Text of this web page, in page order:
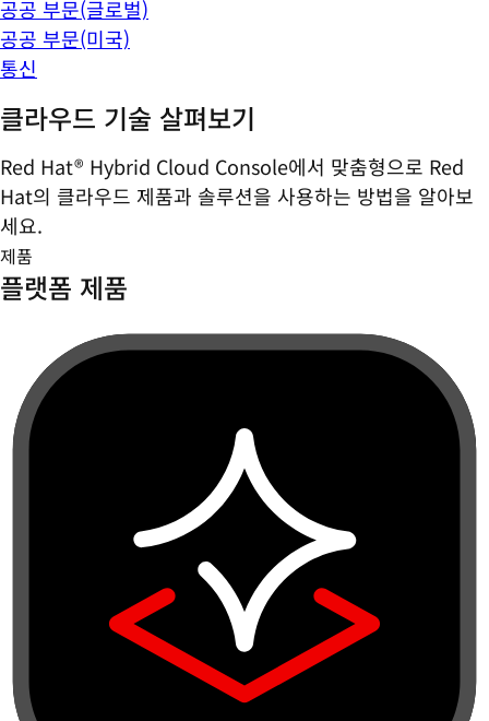
공공 부문(글로벌)
공공 부문(미국)
통신
클라우드 기술 살펴보기
Red Hat® Hybrid Cloud Console에서 맞춤형으로 Red
Hat의 클라우드 제품과 솔루션을 사용하는 방법을 알아보
세요.
제품
플랫폼 제품